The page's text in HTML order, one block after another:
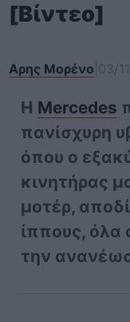
[Βίντεο]
Αρης Μορένο
Η Mercedes
πανίσχυρη
όπου ο
κινητήρας
μοτέρ,
ίππους, όλα
την